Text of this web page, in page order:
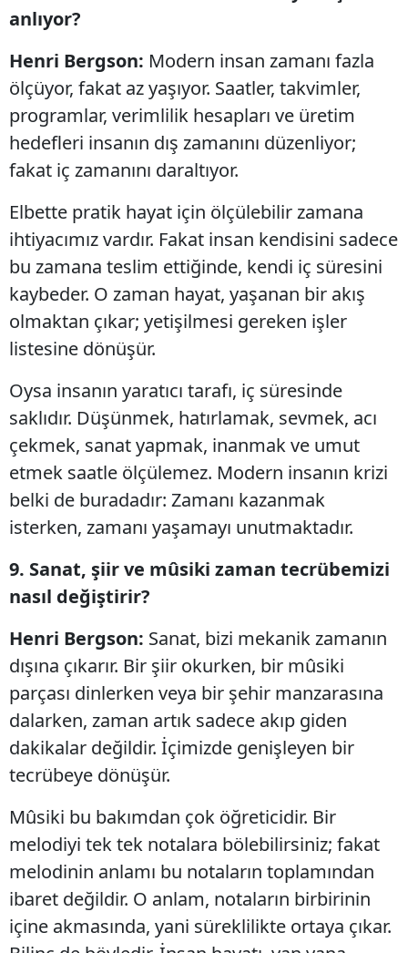
anlıyor?
Henri Bergson: Modern insan zamanı fazla
ölçüyor, fakat az yaşıyor. Saatler, takvimler,
programlar, verimlilik hesapları ve üretim
hedefleri insanın dış zamanını düzenliyor;
fakat iç zamanını daraltıyor.
Elbette pratik hayat için ölçülebilir zamana
ihtiyacımız vardır. Fakat insan kendisini sadece
bu zamana teslim ettiğinde, kendi iç süresini
kaybeder. O zaman hayat, yaşanan bir akış
olmaktan çıkar; yetişilmesi gereken işler
listesine dönüşür.
Oysa insanın yaratıcı tarafı, iç süresinde
saklıdır. Düşünmek, hatırlamak, sevmek, acı
çekmek, sanat yapmak, inanmak ve umut
etmek saatle ölçülemez. Modern insanın krizi
belki de buradadır: Zamanı kazanmak
isterken, zamanı yaşamayı unutmaktadır.
9. Sanat, şiir ve mûsiki zaman tecrübemizi
nasıl değiştirir?
Henri Bergson: Sanat, bizi mekanik zamanın
dışına çıkarır. Bir şiir okurken, bir mûsiki
parçası dinlerken veya bir şehir manzarasına
dalarken, zaman artık sadece akıp giden
dakikalar değildir. İçimizde genişleyen bir
tecrübeye dönüşür.
Mûsiki bu bakımdan çok öğreticidir. Bir
melodiyi tek tek notalara bölebilirsiniz; fakat
melodinin anlamı bu notaların toplamından
ibaret değildir. O anlam, notaların birbirinin
içine akmasında, yani süreklilikte ortaya çıkar.